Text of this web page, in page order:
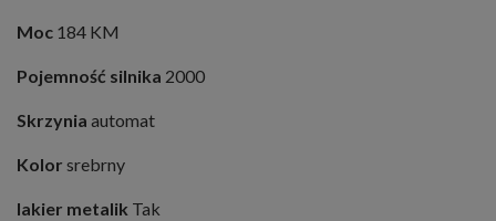
Moc 184 KM
Pojemność silnika 2000
Skrzynia automat
Kolor srebrny
lakier metalik Tak